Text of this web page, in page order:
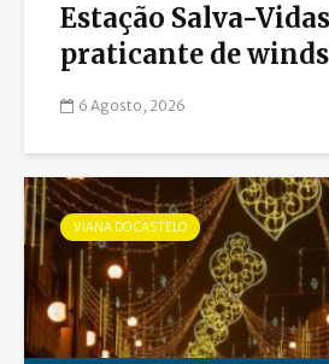
Estação Salva-
praticante de
6 Agosto, 2026
VIANA DO CASTELO